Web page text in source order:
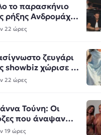
το παρασκήνιο
ρήξης Ανδρομάχης
22 ώρες
ζευγάρι
showbiz χώρισε -
για την κόρη
22 ώρες
Τούνη: Οι
που άναψαν
19 ώρες